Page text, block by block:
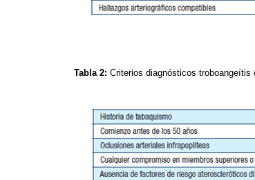
Tabla 2: Criterios diagnósticos troboangeítis